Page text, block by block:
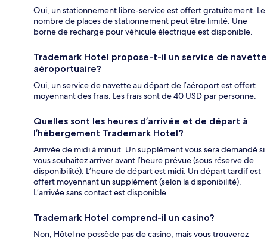
Oui, un stationnement libre-service est offert gratuitement. Le
nombre de places de stationnement peut être limité. Une
borne de recharge pour véhicule électrique est disponible.
Trademark Hotel propose-t-il un service de navette
aéroportuaire?
Oui, un service de navette au départ de l’aéroport est offert
moyennant des frais. Les frais sont de 40 USD par personne.
Quelles sont les heures d’arrivée et de départ à
l’hébergement Trademark Hotel?
Arrivée de midi à minuit. Un supplément vous sera demandé si
vous souhaitez arriver avant l’heure prévue (sous réserve de
disponibilité). L’heure de départ est midi. Un départ tardif est
offert moyennant un supplément (selon la disponibilité).
L’arrivée sans contact est disponible.
Trademark Hotel comprend-il un casino?
Non, Hôtel ne possède pas de casino, mais vous trouverez